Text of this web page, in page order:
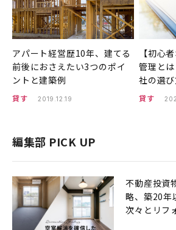
アパート経営歴10年、建てる
前後におさえたい3つのポイ
ントと建築例
貸す 2019.12.19
【初心
管理と
社の選
貸す
編集部 PICK UP
不動産投資
略、築20年
次々とリフ